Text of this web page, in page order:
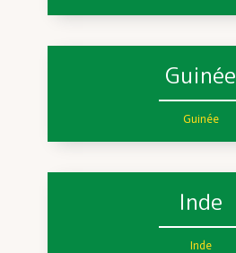
Guinée
Guinée
Inde
Inde